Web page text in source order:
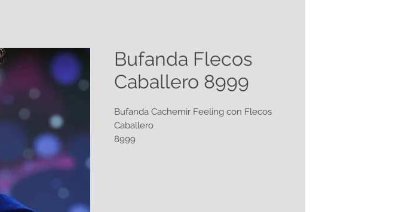
Bufanda Flecos
Caballero 8999
Bufanda Cachemir Feeling con Flecos
Caballero
8999